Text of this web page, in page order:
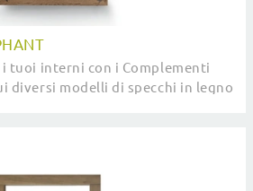
tuoi interni con i Complementi
diversi modelli di specchi in legno